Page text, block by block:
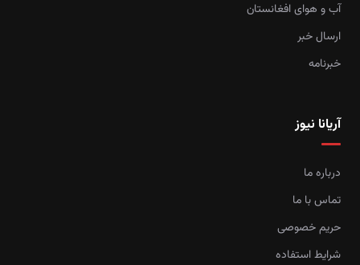
آب و هوای افغانستان
ارسال خبر
خبرنامه
آریانا نیوز
درباره ما
تماس با ما
حریم خصوصی
شرایط استفاده